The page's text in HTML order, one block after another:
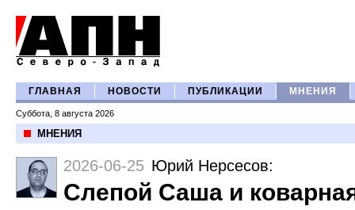
ГЛАВНАЯ НОВОСТИ ПУБЛИКАЦИИ МНЕНИЯ
Суббота, 8 августа 2026
МНЕНИЯ
2026-06-25 Юрий Нерсесов:
Слепой Саша и